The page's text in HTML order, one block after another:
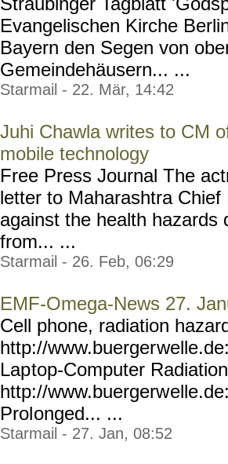
Evangelischen Kirche
Bayern den Segen von
Gemeindehäusern... ...
Starmail - 22. Mär, 14:42
Juhi Chawla writes to CM
mobile technology
Free Press Journal The
letter to Maharashtra
against the health hazards
from... ...
Starmail - 26. Feb, 06:29
EMF-Omega-News 27.
Cell phone, radiation
http://www.buerger
Laptop-Computer
http://www.buergerw
Prolonged... ...
Starmail - 27. Jan, 08:52